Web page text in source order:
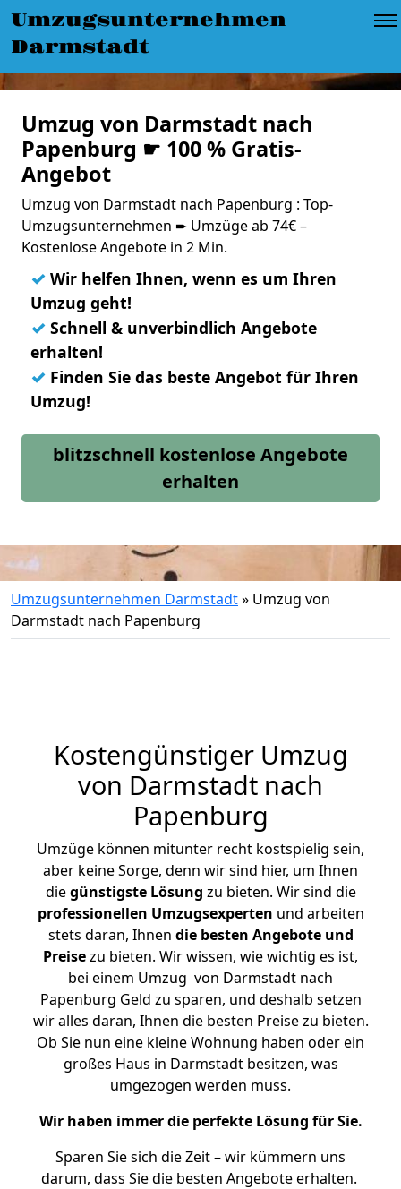
Umzugsunternehmen
Darmstadt
Umzug von Darmstadt nach
Papenburg ☛ 100 % Gratis-
Angebot
Umzug von Darmstadt nach Papenburg : Top-
Umzugsunternehmen ➨ Umzüge ab 74€ –
Kostenlose Angebote in 2 Min.
✓ Wir helfen Ihnen, wenn es um Ihren
Umzug geht!
✓ Schnell & unverbindlich Angebote
erhalten!
✓ Finden Sie das beste Angebot für Ihren
Umzug!
blitzschnell kostenlose Angebote
erhalten
Umzugsunternehmen Darmstadt» Umzug von
Darmstadt nach Papenburg
Kostengünstiger Umzug
von Darmstadt nach
Papenburg
Umzüge können mitunter recht kostspielig sein,
aber keine Sorge, denn wir sind hier, um Ihnen
diegünstigste Lösung zu bieten. Wir sind die
professionellen Umzugsexperten und arbeiten
stets daran, Ihnen die besten Angebote und
Preisezu bieten. Wir wissen, wie wichtig es ist,
bei einem Umzug von Darmstadt nach
Papenburg Geld zu sparen, und deshalb setzen
wir alles daran, Ihnen die besten Preise zu bieten.
Ob Sie nun eine kleine Wohnung haben oder ein
großes Haus in Darmstadt besitzen, was
umgezogen werden muss.
Wir haben immer die perfekte Lösung für Sie.
Sparen Sie sich die Zeit – wir kümmern uns
darum, dass Sie die besten Angebote erhalten.